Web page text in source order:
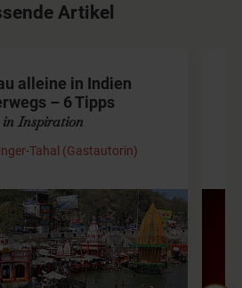
Artikel
alleine in Indien
– 6 Tipps
in Inspiration
Tahal (Gastautorin)